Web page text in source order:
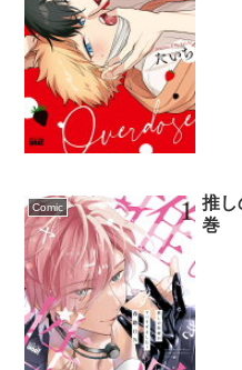
Comic
推し
巻